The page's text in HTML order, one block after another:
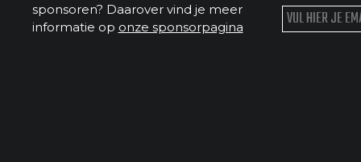
sponsoren? Daarover vind je meer
informatie op onze sponsorpagina